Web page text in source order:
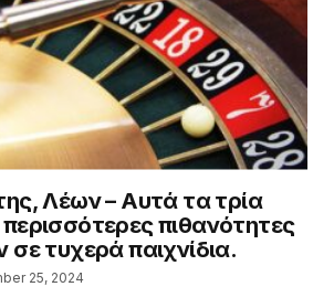
Λέων – Αυτά τα τρία
πιθανότητες
σε τυχερά παιχνίδια.
25, 2024